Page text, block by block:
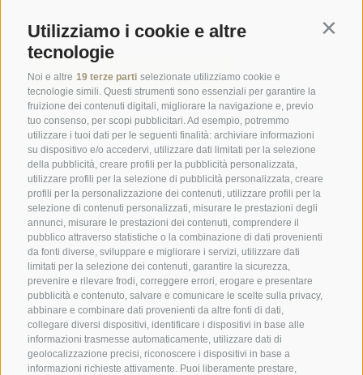
Utilizziamo i cookie e altre
tecnologie
Noi e altre 19 terze parti selezionate utilizziamo cookie e
tecnologie simili. Questi strumenti sono essenziali per garantire la
fruizione dei contenuti digitali, migliorare la navigazione e, previo
tuo consenso, per scopi pubblicitari. Ad esempio, potremmo
utilizzare i tuoi dati per le seguenti finalità: archiviare informazioni
su dispositivo e/o accedervi, utilizzare dati limitati per la selezione
della pubblicità, creare profili per la pubblicità personalizzata,
utilizzare profili per la selezione di pubblicità personalizzata, creare
profili per la personalizzazione dei contenuti, utilizzare profili per la
selezione di contenuti personalizzati, misurare le prestazioni degli
annunci, misurare le prestazioni dei contenuti, comprendere il
pubblico attraverso statistiche o la combinazione di dati provenienti
da fonti diverse, sviluppare e migliorare i servizi, utilizzare dati
limitati per la selezione dei contenuti, garantire la sicurezza,
prevenire e rilevare frodi, correggere errori, erogare e presentare
pubblicità e contenuto, salvare e comunicare le scelte sulla privacy,
abbinare e combinare dati provenienti da altre fonti di dati,
collegare diversi dispositivi, identificare i dispositivi in base alle
informazioni trasmesse automaticamente, utilizzare dati di
geolocalizzazione precisi, riconoscere i dispositivi in base a
informazioni richieste attivamente. Puoi liberamente prestare,
SPORTHOTEL PANORAMA
Via Carletti, 6 · Fai della Paganella
T +39 0461 583134
info@sporthotelpanorama.it
DE EN
Social Wall